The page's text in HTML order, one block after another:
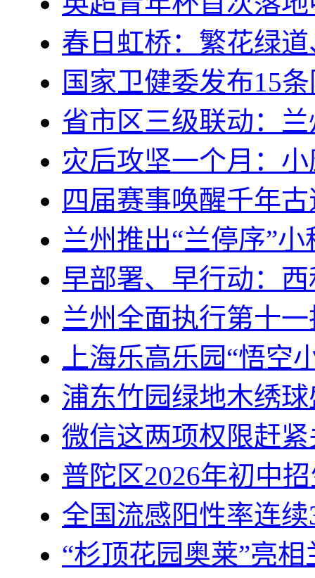
春日虹桥：繁花绿
国家卫健委发布15
省市区三级联动：
灾后攻坚一个月：
四届赛事唤醒千年
兰州推出“兰停序”
早部署、早行动：
兰州全面执行第十
上海乐高乐园“悟空
浦东竹园绿地木绣
微信这两项权限赶
普陀区2026年初中
全国流感阳性率连
“杉顶花园奥莱”亮